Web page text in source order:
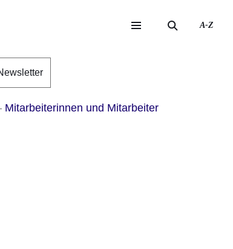
der Seite
Seite
A-Z
Mitarbeiterinnen und Mitarbeiter